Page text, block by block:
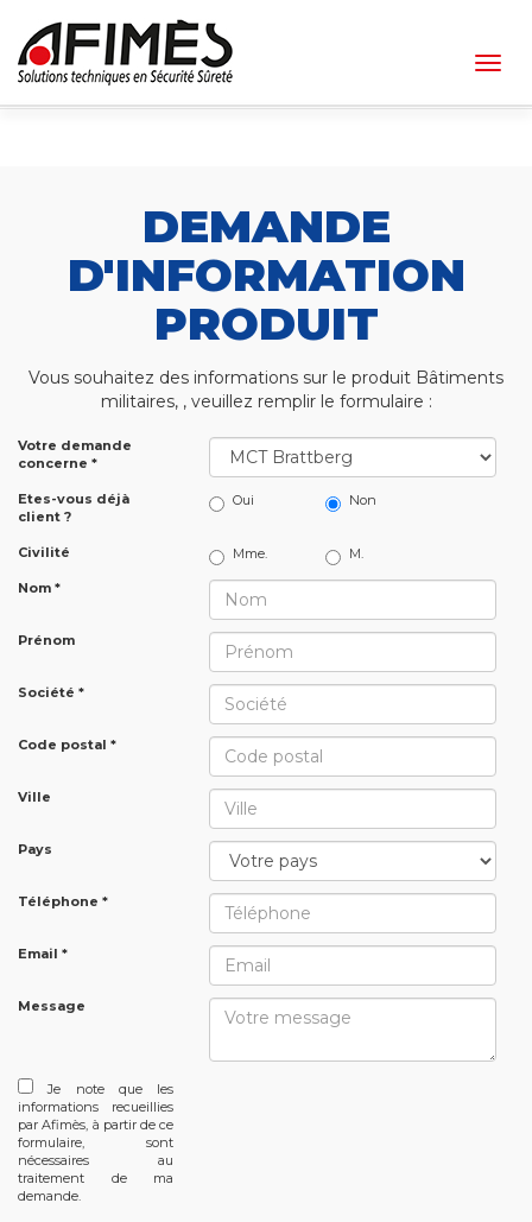
DEMANDE
D'INFORMATION
PRODUIT
Vous souhaitez des informations sur le produit Bâtiments
militaires, , veuillez remplir le formulaire :
Votre demande
concerne *
Etes-vous déjà
client ?
Oui Non
Civilité Mme. M.
Nom *
Prénom
Société *
Code postal *
Ville
Pays
Téléphone *
Email *
Message
Je note que les
informations recueillies
par Afimès, à partir de ce
formulaire, sont
nécessaires au
traitement de ma
demande.